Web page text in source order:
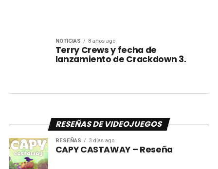
NOTICIAS 8 años ago
Terry Crews y fecha de
lanzamiento de Crackdown 3.
RESEÑAS DE VIDEOJUEGOS
RESEÑAS 3 días ago
CAPY CASTAWAY – Reseña